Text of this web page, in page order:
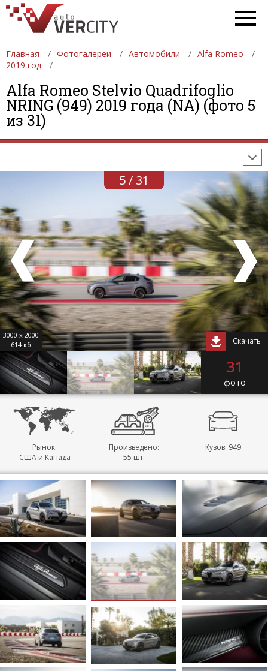
Главная Фотогалереи Автомобили
Alfa Romeo
2019 год
Alfa Romeo Stelvio Quadrifoglio
NRING (949) 2019 года (NA) (фото 5
из 31)
ФОТОГАЛЕРЕИ АВТОМОБИЛИ
ДЕВУШКИ
АВТОСАЛОНЫ
5 / 31
3000 x 2000
614 кб
Скачать
31
фото
Рынок:
США и Канада
Произведено:
55 шт.
Кузов: 949